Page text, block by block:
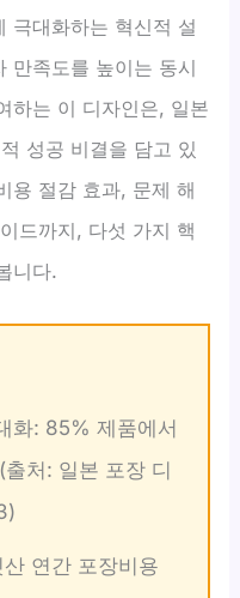
극대화하는 혁신적 설
만족도를 높이는 동시
하는 이 디자인은, 일본
성공 비결을 담고 있
용 절감 효과, 문제 해
드까지, 다섯 가지 핵
니다.
화: 85% 제품에서
처: 일본 포장 디
연간 포장비용